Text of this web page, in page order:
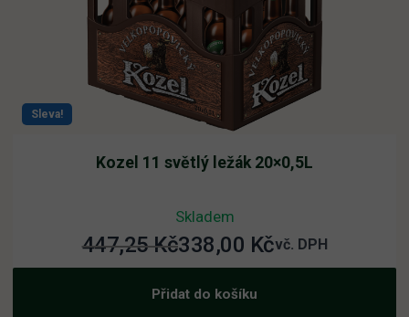
Sleva!
Kozel 11 světlý ležák 20×0,5L
Skladem
447,25Kč
Původní
cena
byla:
338,00 Kč
Aktuální
cena
je:
vč. DPH
Přidat do košíku